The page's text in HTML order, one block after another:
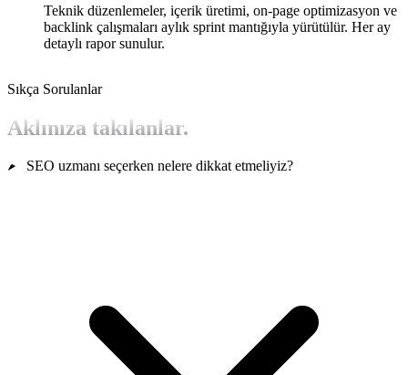
Teknik düzenlemeler, içerik üretimi, on-page optimizasyon ve
backlink çalışmaları aylık sprint mantığıyla yürütülür. Her ay
detaylı rapor sunulur.
Sıkça Sorulanlar
Aklınıza takılanlar.
SEO uzmanı seçerken nelere dikkat etmeliyiz?